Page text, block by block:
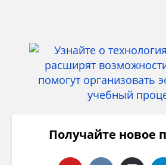
Получайте новое